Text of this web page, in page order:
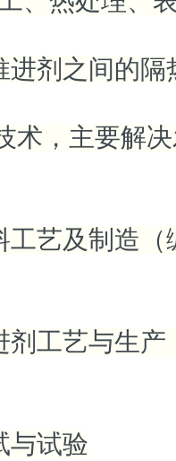
进剂之间的隔
术，主要解
工艺及制造
剂工艺与生
与试验